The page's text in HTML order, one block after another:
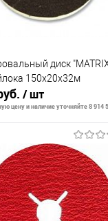
диск
150х20х32м
/ шт
цену и наличие уточняйте 8 914
Сообщить о наличии